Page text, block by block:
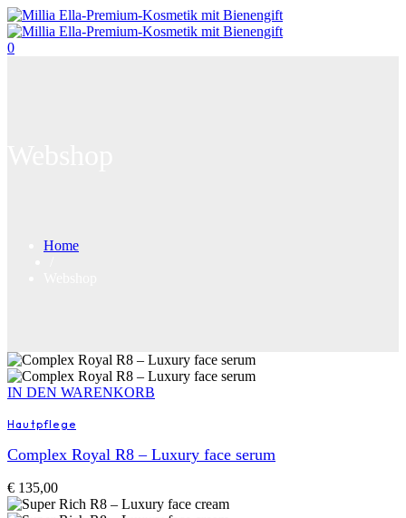
0
Home
IN DEN WARENKORB
Hautpflege
Complex Royal R8 – Luxury face serum
€ 135,00